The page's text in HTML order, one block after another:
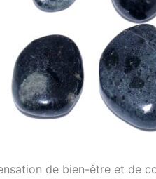
de bien-être et de